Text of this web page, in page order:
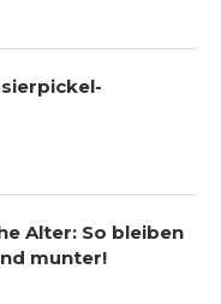
Alter: So bleiben
munter!